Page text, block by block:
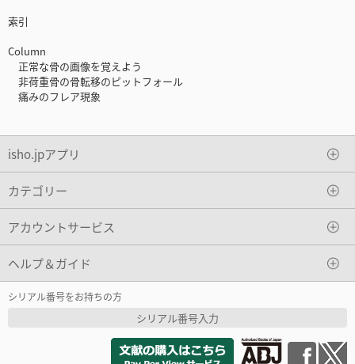
索引
Column
正常な骨の画像を覚えよう
非荷重骨の骨転移のピットフォール
痛みのフレア現象
isho.jpアプリ
カテゴリー
アカウントサービス
ヘルプ＆ガイド
シリアル番号をお持ちの方
シリアル番号入力